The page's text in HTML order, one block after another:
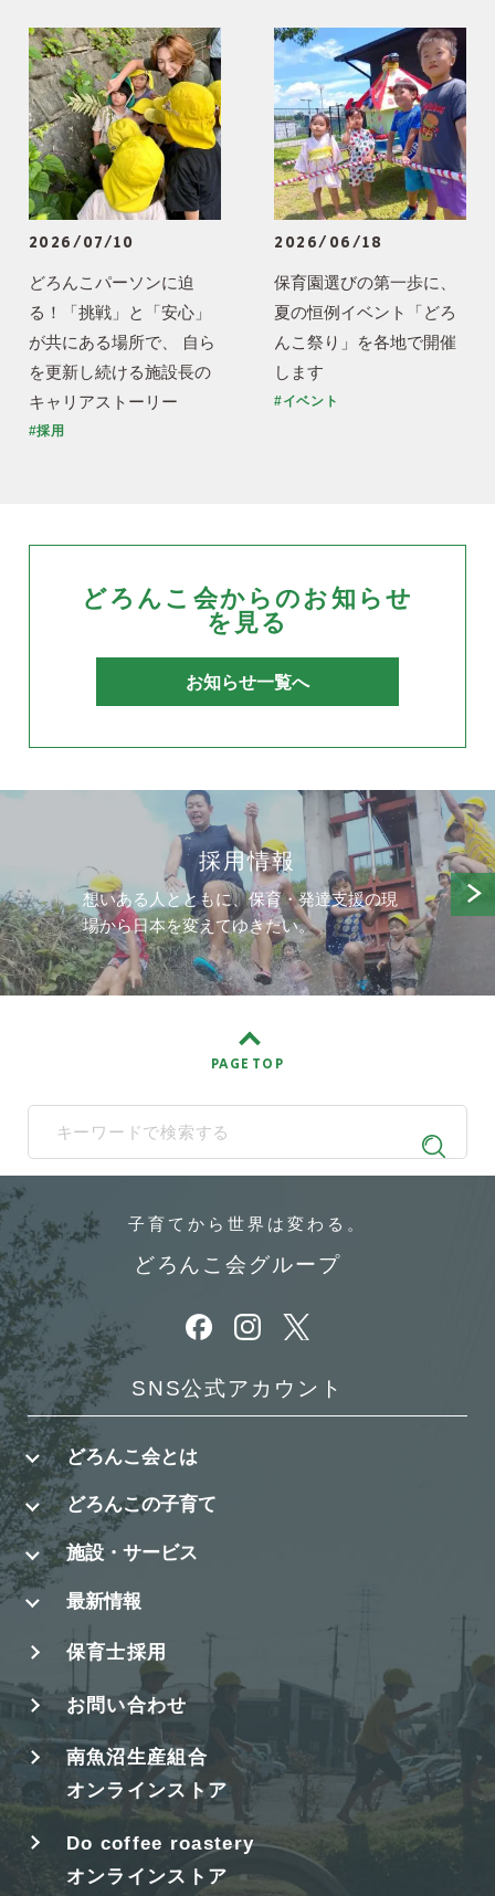
2026/07/10
どろんこパーソンに迫
る！「挑戦」と「安心」
が共にある場所で、 自ら
を更新し続ける施設長の
キャリアストーリー
#採用
2026/06/18
保育園選びの第一歩に、
夏の恒例イベント「どろ
んこ祭り」を各地で開催
します
#イベント
どろんこ会からのお知らせ
を見る
お知らせ一覧へ
採用情報
想いある人とともに、保育・発達支援の現
場から日本を変えてゆきたい。
PAGE TOP
When autocomplete results are available use up and down
子育てから 世界は変わる。
どろんこ会グループ
別ウィンドウで開きます
別ウィンドウで開きます
別ウィンドウで開きます
SNS公式アカウント
どろんこ会とは
どろんこの子育て
施設・サービス
最新情報
保育士採用
お問い合わせ
南魚沼生産組合
オンラインストア
Do coffee roastery
オンラインストア